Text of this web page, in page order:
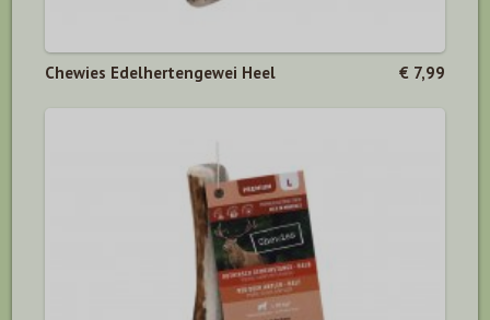
Chewies Edelhertengewei Heel € 7,99